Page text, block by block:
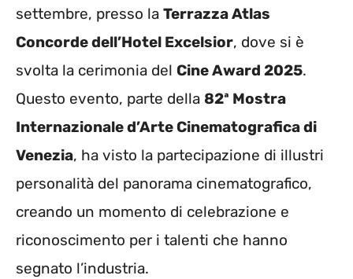
settembre, presso la Terrazza Atlas
Concorde dell’Hotel Excelsior, dove si è
svolta la cerimonia del Cine Award 2025.
Questo evento, parte della 82ª Mostra
Internazionale d’Arte Cinematografica di
Venezia, ha visto la partecipazione di illustri
personalità del panorama cinematografico,
creando un momento di celebrazione e
riconoscimento per i talenti che hanno
segnato l’industria.